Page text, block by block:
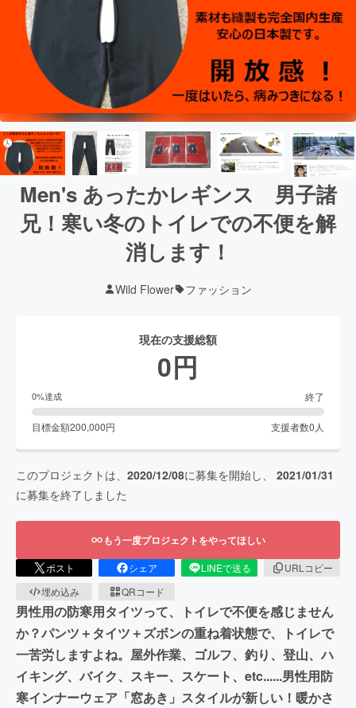
Men's あったかレギンス 男子諸
兄！寒い冬のトイレでの不便を解
消します！
Wild Flower ファッション
現在の支援総額
0円
0%達成 終了
目標金額200,000円 支援者数0 人
このプロジェクトは、 2020/12/08に募集を開始し、 2021/01/31
に募集を終了しました
もう一度プロジェクトをやってほしい
ポスト シェア LINEで送る
URLコピー
埋め込み
QRコード
男性用の防寒用タイツって、トイレで不便を感じません
か？パンツ＋タイツ＋ズボンの重ね着状態で、トイレで
一苦労しますよね。屋外作業、ゴルフ、釣り、登山、ハ
イキング、バイク、スキー、スケート、etc......男性用防
寒インナーウェア「窓あき」スタイルが新しい！暖かさ